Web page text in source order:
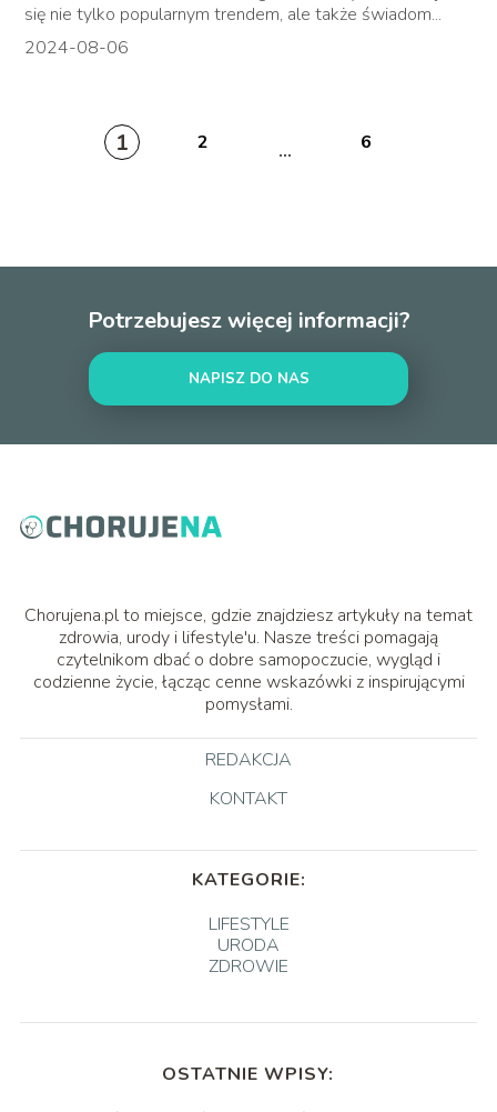
się nie tylko popularnym trendem, ale także świadom...
2024-08-06
1 2 ... 6
Potrzebujesz więcej informacji?
NAPISZ DO NAS
Chorujena.pl to miejsce, gdzie znajdziesz artykuły na temat
zdrowia, urody i lifestyle'u. Nasze treści pomagają
czytelnikom dbać o dobre samopoczucie, wygląd i
codzienne życie, łącząc cenne wskazówki z inspirującymi
pomysłami.
REDAKCJA
KONTAKT
KATEGORIE:
LIFESTYLE
URODA
ZDROWIE
OSTATNIE WPISY: